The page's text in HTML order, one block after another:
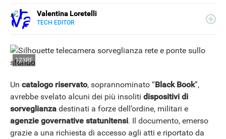
Valentina Loretelli
TECH EDITOR
Tecnologia si occupa della sezione Scienza Pop. La sua
123RF
Un catalogo riservato, soprannominato “Black Book”,
avrebbe svelato alcuni dei più insoliti dispositivi di
sorveglianza destinati a forze dell’ordine, militari e
agenzie governative statunitensi. Il documento, emerso
grazie a una richiesta di accesso agli atti e riportato da